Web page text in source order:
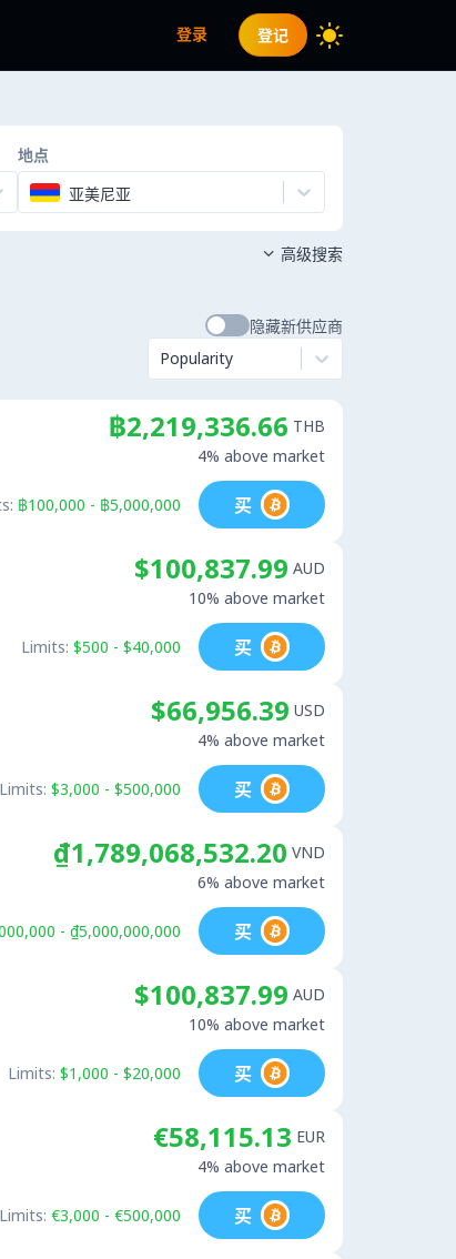
登录 登记
地点
亚美尼亚
 高级搜索
隐藏新供应商
Popularity
฿2,219,336.66 THB
4% above market
฿100,000 - ฿5,000,000 买
$100,837.99 AUD
10% above market
Limits: $500 - $40,000 买
$66,956.39 USD
4% above market
Limits: $3,000 - $500,000 买
₫1,789,068,532.20 VND
6% above market
- ₫5,000,000,000 买
$100,837.99 AUD
10% above market
Limits: $1,000 - $20,000 买
€58,115.13 EUR
4% above market
Limits: €3,000 - €500,000 买